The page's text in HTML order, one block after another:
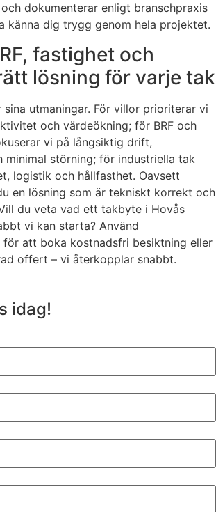
dokumenterar enligt branschpraxis
känna dig trygg genom hela projektet.
fastighet och
lösning för varje tak
sina utmaningar. För villor prioriterar vi
och värdeökning; för BRF och
vi på långsiktig drift,
minimal störning; för industriella tak
logistik och hållfasthet. Oavsett
en lösning som är tekniskt korrekt och
du veta vad ett takbyte i Hovås
vi kan starta? Använd
att boka kostnadsfri besiktning eller
offert – vi återkopplar snabbt.
idag!